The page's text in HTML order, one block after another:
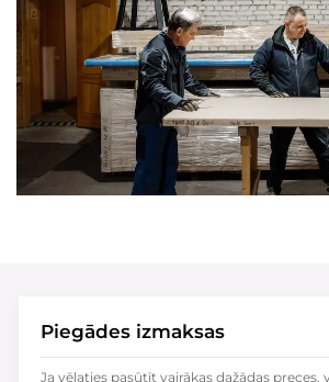
Piegādes izmaksas
Ja vēlaties pasūtīt vairākas dažādas